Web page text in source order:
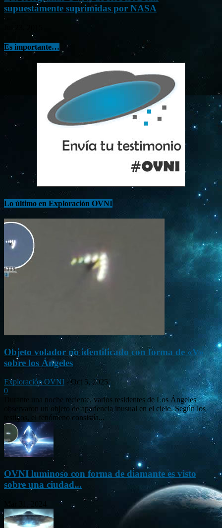
supuestamente suprimidas por NASA
Es importante…
Lo último en Exploración OVNI
Objeto volador no identificado con forma de «V»
sobre los Ángeles
Exploración OVNI - Oct 5, 2025
0
Durante una noche reciente, varios residentes de Los Ángeles
observaron un objeto de apariencia inusual en el cielo. Según los
testigos, el fenómeno consistía...
OVNI luminoso con forma de diamante es visto
sobre una ciudad...
Mar 31, 2024